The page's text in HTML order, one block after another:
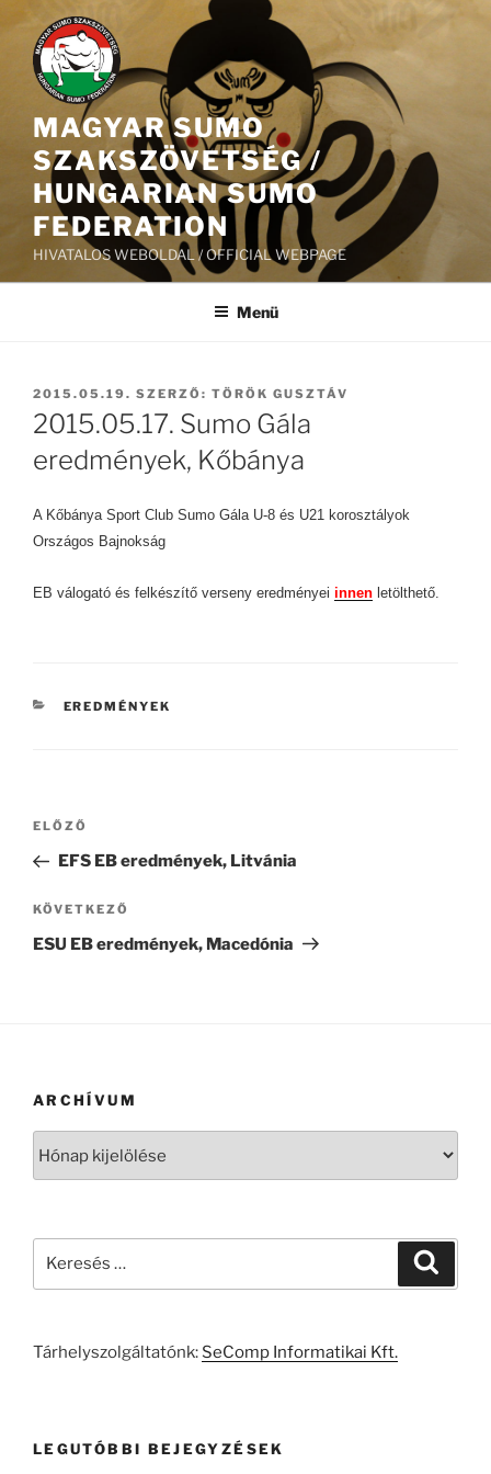
Tartalomhoz
MAGYAR SUMO
SZAKSZÖVETSÉG /
HUNGARIAN SUMO
FEDERATION
HIVATALOS WEBOLDAL / OFFICIAL WEBPAGE
Menü
BEKÜLDVE:
2015.05.19. SZERZŐ: TÖRÖK GUSZTÁV
2015.05.17. Sumo Gála
eredmények, Kőbánya
A Kőbánya Sport Club Sumo Gála U-8 és U21 korosztályok
Országos Bajnokság
EB válogató és felkészítő verseny eredményei innen letölthető.
KATEGÓRIÁK
EREDMÉNYEK
Bejegyzés
Korábbi
bejegyzés
ELŐZŐ
EFS EB eredmények, Litvánia
Következő
bejegyzés
KÖVETKEZŐ
ESU EB eredmények, Macedónia
ARCHÍVUM
Tárhelyszolgáltatónk: SeComp Informatikai Kft.
LEGUTÓBBI BEJEGYZÉSEK